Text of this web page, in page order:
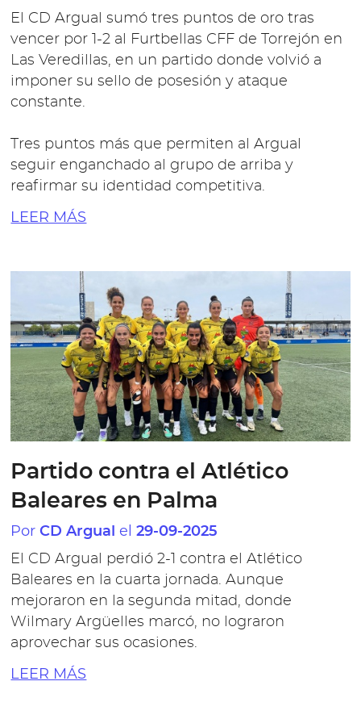
El CD Argual sumó tres puntos de oro tras
vencer por 1-2 al Furtbellas CFF de Torrejón en
Las Veredillas, en un partido donde volvió a
imponer su sello de posesión y ataque
constante.
Tres puntos más que permiten al Argual
seguir enganchado al grupo de arriba y
reafirmar su identidad competitiva.
LEER MÁS
Partido contra el Atlético
Baleares en Palma
PorCD Argual el29-09-2025
El CD Argual perdió 2-1 contra el Atlético
Baleares en la cuarta jornada. Aunque
mejoraron en la segunda mitad, donde
Wilmary Argüelles marcó, no lograron
aprovechar sus ocasiones.
LEER MÁS